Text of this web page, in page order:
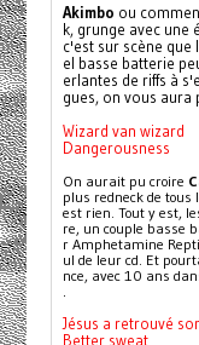
Akimbo ou
k, grunge avec une
c'est sur scène
el basse batterie
erlantes de riffs à
gues, on vous aura
Wizard van wizard
Dangerousness
On aurait pu croire
plus redneck de
est rien. Tout y est,
re, un couple basse
r Amphetamine
ul de leur cd. Et
nce, avec 10 ans
Jésus a retrouvé
Better sweat